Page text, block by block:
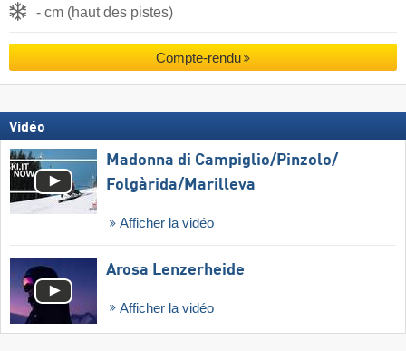
- cm (haut des pistes)
Compte-rendu
Vidéo
Madonna di Campiglio/​Pinzolo/​
Folgàrida/​Marilleva
Afficher la vidéo
Arosa Lenzerheide
Afficher la vidéo